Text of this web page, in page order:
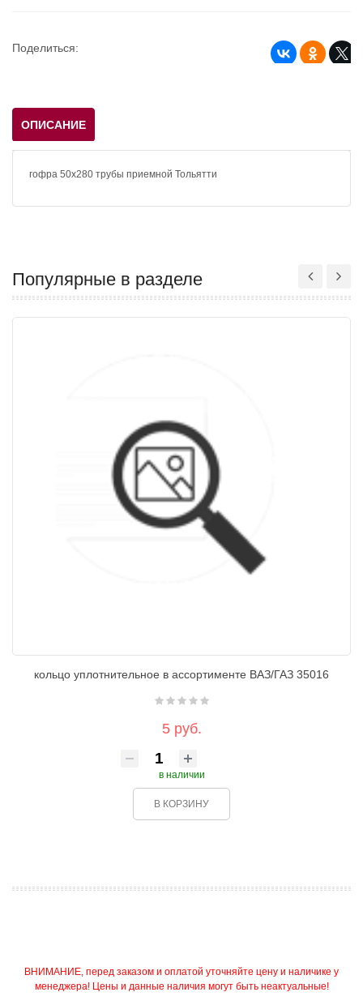
Поделиться:
ОПИСАНИЕ
гофра 50х280 трубы приемной Тольятти
Популярные в разделе
кольцо уплотнительное в ассортименте ВАЗ/ГАЗ 35016
5 руб.
в наличии
В КОРЗИНУ
ВНИМАНИЕ, перед заказом и оплатой уточняйте цену и наличике у
менеджера! Цены и данные наличия могут быть неактуальные!